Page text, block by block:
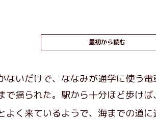
最初から読む
いだけで、ななみが通学に使う
揺られた。駅から十分ほど歩けば
く来ているようで、海までの道に